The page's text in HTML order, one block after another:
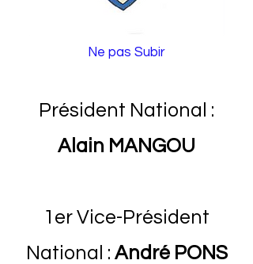
Ne pas Subir
Président National :
Alain MANGOU
1er Vice-Président
National : André PONS